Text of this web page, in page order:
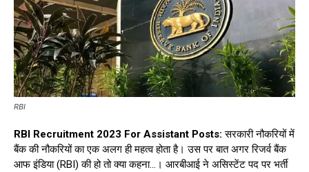
RBI
RBI Recruitment 2023 For Assistant Posts: सरकारी नौकरियों में
बैंक की नौकरियों का एक अलग ही महत्व होता है। उस पर बात अगर रिजर्व बैंक
आफ इंडिया (RBI) की हो तो क्या कहना…। आरबीआई ने असिस्टेंट पद पर भर्ती